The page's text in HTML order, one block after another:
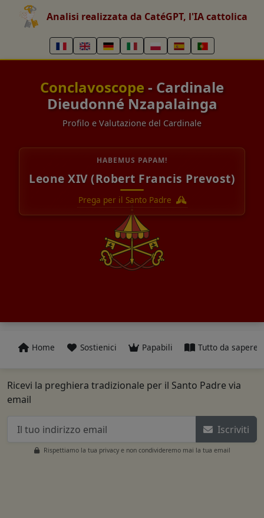
Analisi realizzata da CatéGPT, l'IA cattolica
Conclavoscope - Cardinale
Dieudonné Nzapalainga
Profilo e Valutazione del Cardinale
HABEMUS PAPAM!
Leone XIV (Robert Francis Prevost)
Prega per il Santo Padre
Home Sostienici Papabili Tutto da sapere
Ricevi la preghiera tradizionale per il Santo Padre via
email
Iscriviti
Rispettiamo la tua privacy e non condivideremo mai la tua email